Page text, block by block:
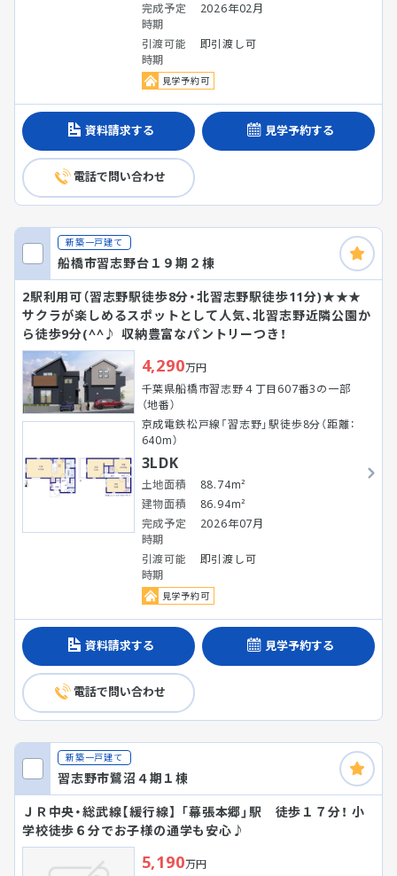
完成予定
時期
2026年02月
引渡可能
時期
即引渡し可
見学予約可
資料請求する 見学予約する
電話で問い合わせ
新築一戸建て
船橋市習志野台１９期２棟
2駅利用可（習志野駅徒歩8分・北習志野駅徒歩11分)★★★
サクラが楽しめるスポットとして人気、北習志野近隣公園か
ら徒歩9分(^^♪ 収納豊富なパントリーつき！
4,290万円
千葉県船橋市習志野４丁目607番3の一部
（地番）
京成電鉄松戸線「習志野」駅徒歩8分（距離：
640m）
3LDK
土地面積
88.74m²
建物面積
86.94m²
完成予定
時期
2026年07月
引渡可能
時期
即引渡し可
見学予約可
資料請求する 見学予約する
電話で問い合わせ
新築一戸建て
習志野市鷺沼４期１棟
ＪＲ中央・総武線【緩行線】 「幕張本郷」駅 徒歩１７分！ 小
学校徒歩６分でお子様の通学も安心♪
5,190万円